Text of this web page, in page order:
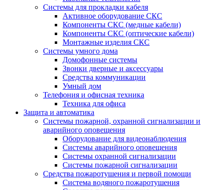
Системы для прокладки кабеля
Активное оборудование СКС
Компоненты СКС (медные кабели)
Компоненты СКС (оптические кабели)
Монтажные изделия СКС
Системы умного дома
Домофонные системы
Звонки дверные и аксессуары
Средства коммуникации
Умный дом
Телефония и офисная техника
Техника для офиса
Защита и автоматика
Системы пожарной, охранной сигнализации и
аварийного оповещения
Оборудование для видеонаблюдения
Системы аварийного оповещения
Системы охранной сигнализации
Системы пожарной сигнализации
Средства пожаротушения и первой помощи
Система водяного пожаротушения